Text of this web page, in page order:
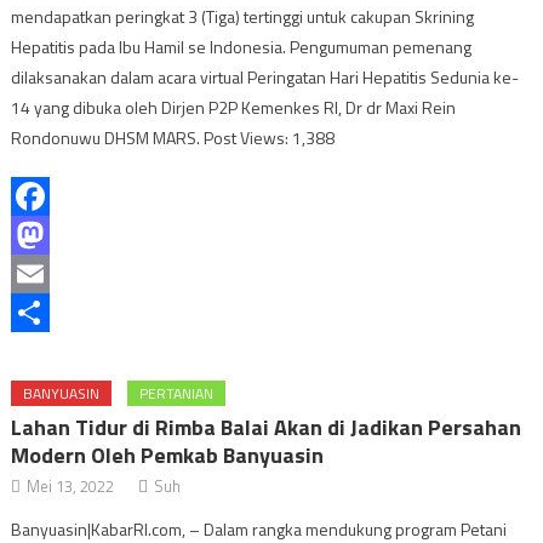
mendapatkan peringkat 3 (Tiga) tertinggi untuk cakupan Skrining
Hepatitis pada Ibu Hamil se Indonesia. Pengumuman pemenang
dilaksanakan dalam acara virtual Peringatan Hari Hepatitis Sedunia ke-
14 yang dibuka oleh Dirjen P2P Kemenkes RI, Dr dr Maxi Rein
Rondonuwu DHSM MARS. Post Views: 1,388
Facebook
Mastodon
Email
BANYUASIN PERTANIAN
Lahan Tidur di Rimba Balai Akan di Jadikan Persahan
Modern Oleh Pemkab Banyuasin
Mei 13, 2022 Suh
Banyuasin|KabarRI.com, – Dalam rangka mendukung program Petani